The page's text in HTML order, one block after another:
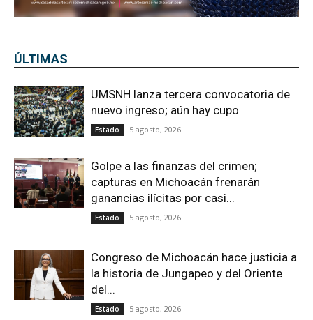
ÚLTIMAS
UMSNH lanza tercera convocatoria de
nuevo ingreso; aún hay cupo
Estado 5 agosto, 2026
Golpe a las finanzas del crimen;
capturas en Michoacán frenarán
ganancias ilícitas por casi...
Estado 5 agosto, 2026
Congreso de Michoacán hace justicia a
la historia de Jungapeo y del Oriente
del...
Estado 5 agosto, 2026